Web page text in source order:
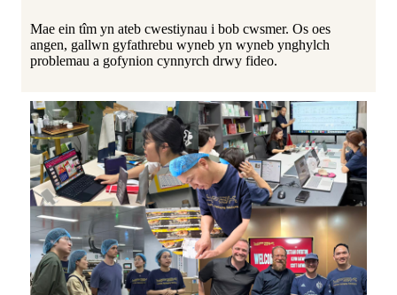
Mae ein tîm yn ateb cwestiynau i bob cwsmer. Os oes
angen, gallwn gyfathrebu wyneb yn wyneb ynghylch
problemau a gofynion cynnyrch drwy fideo.